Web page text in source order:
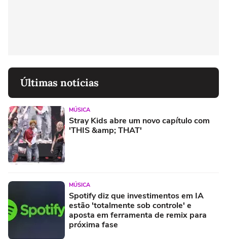
Últimas notícias
MÚSICA
Stray Kids abre um novo capítulo com
'THIS &amp; THAT'
MÚSICA
Spotify diz que investimentos em IA
estão 'totalmente sob controle' e
aposta em ferramenta de remix para
próxima fase